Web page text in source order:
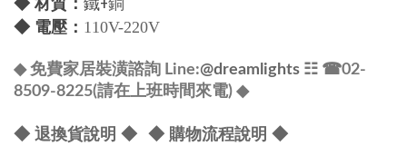
銅
◆ 電壓： 110V-220V
◆ 免費家居裝潢諮詢 Line:@dreamlights ☷ ☎02-
8509-8225(請在上班時間來電) ◆
◆ 退換貨說明 ◆ ◆ 購物流程說明 ◆